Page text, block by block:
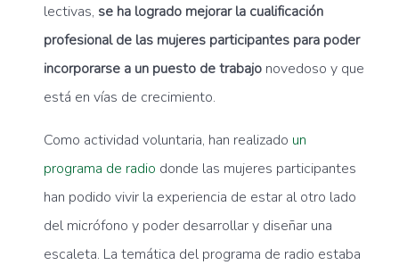
lectivas, se ha logrado mejorar la cualificación
profesional de las mujeres participantes para poder
incorporarse a un puesto de trabajo novedoso y que
está en vías de crecimiento.
Como actividad voluntaria, han realizado un
programa de radio donde las mujeres participantes
han podido vivir la experiencia de estar al otro lado
del micrófono y poder desarrollar y diseñar una
escaleta. La temática del programa de radio estaba